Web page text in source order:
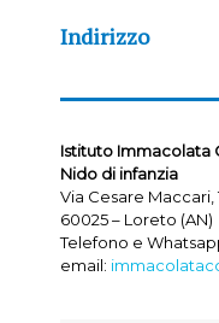
Indirizzo
Istituto Immacolata
Nido di infanzia
Via Cesare Maccari,
60025 – Loreto (AN)
Telefono e
email: